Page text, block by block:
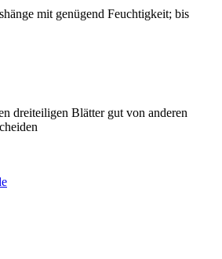
mit genügend Feuchtigkeit; bis
dreiteiligen Blätter gut von anderen